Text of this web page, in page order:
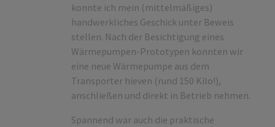
konnte ich mein (mittelmäßiges)
handwerkliches Geschick unter Beweis
stellen. Nach der Besichtigung eines
Wärmepumpen-Prototypen konnten wir
eine neue Wärmepumpe aus dem
Transporter hieven (rund 150 Kilo!),
anschließen und direkt in Betrieb nehmen.
Spannend war auch die praktische